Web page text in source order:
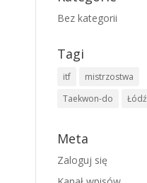
Bez kategorii
Tagi
itf
mistrzostwa
Taekwon-do
Łódź
Meta
Zaloguj się